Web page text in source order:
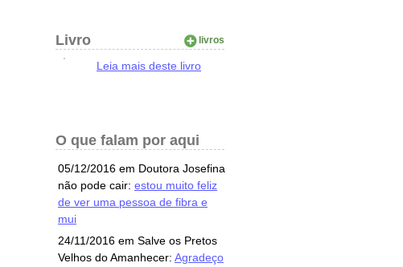
Livro livros
Leia mais deste livro
O que falam por aqui
05/12/2016 em Doutora Josefina
não pode cair: estou muito feliz
de ver uma pessoa de fibra e
mui
24/11/2016 em Salve os Pretos
Velhos do Amanhecer: Agradeço